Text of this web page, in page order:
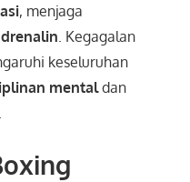
, menjaga
. Kegagalan
keseluruhan
mentaldan